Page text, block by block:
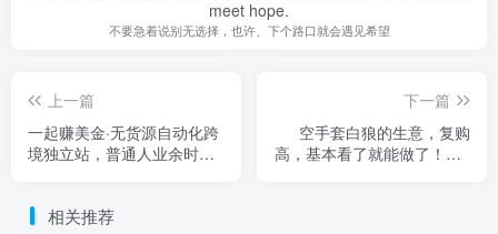
meet hope.
不要急着说别无选择，也许、下个路口就会遇见希望
上一篇
一起赚美金·无货源自动化跨
境独立站，普通人业余时间
下一篇
空手套白狼的生意，复购
高，基本看了就能做了！【4
相关推荐